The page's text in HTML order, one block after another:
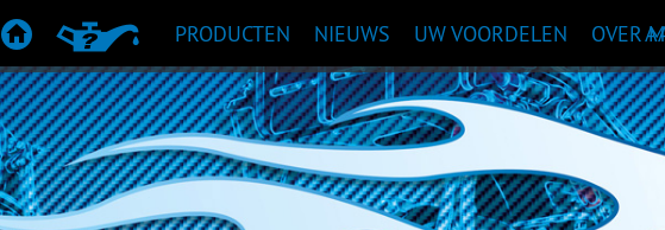
HOME PRODUCTAANBEVELING
PRODUCTEN NIEUWS UW VOORDELEN OVER